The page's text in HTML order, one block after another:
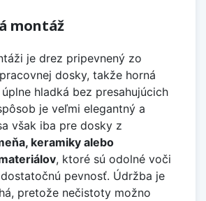
montáž
je drez pripevnený zo
dosky, takže horná
hladká bez presahujúcich
je veľmi elegantný a
však iba pre dosky z
keramiky alebo
, ktoré sú odolné voči
pevnosť. Údržba je
pretože nečistoty možno